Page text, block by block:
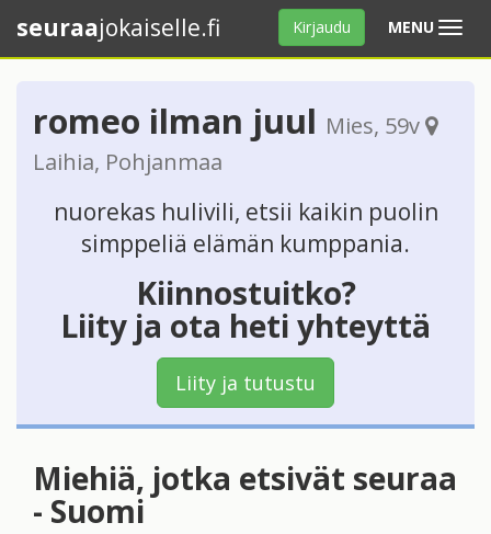
MENU Avaa
valikko
seuraajokaiselle.fi Kirjaudu
romeo ilman juul Mies, 59v
Laihia, Pohjanmaa
nuorekas hulivili, etsii kaikin puolin
simppeliä elämän kumppania.
Kiinnostuitko?
Liity ja ota heti yhteyttä
Liity ja tutustu
Miehiä, jotka etsivät seuraa
- Suomi